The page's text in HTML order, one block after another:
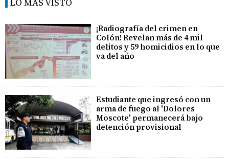
¡Radiografía del crimen en
Colón! Revelan más de 4 mil
delitos y 59 homicidios en lo que
va del año
Estudiante que ingresó con un
arma de fuego al 'Dolores
Moscote' permanecerá bajo
detención provisional